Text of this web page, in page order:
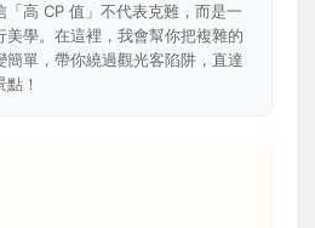
「高 CP 值」不代表克難，而是一
美學。在這裡，我會幫你把複雜的
簡單，帶你繞過觀光客陷阱，直達
！